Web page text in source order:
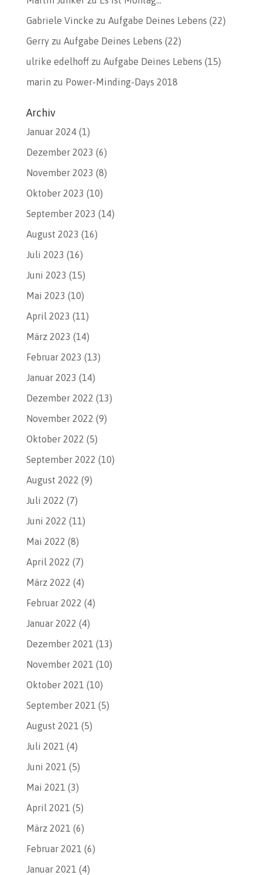
Gabriele Vincke zu Aufgabe Deines Lebens (22)
Gerryzu Aufgabe Deines Lebens (22)
ulrike edelhoffzu Aufgabe Deines Lebens (15)
marin zu Power-Minding-Days 2018
Archiv
Januar 2024(1)
Dezember 2023 (6)
November 2023 (8)
Oktober 2023 (10)
September 2023 (14)
August 2023 (16)
Juli 2023 (16)
Juni 2023 (15)
Mai 2023 (10)
April 2023 (11)
März 2023 (14)
Februar 2023 (13)
Januar 2023 (14)
Dezember 2022 (13)
November 2022 (9)
Oktober 2022 (5)
September 2022 (10)
August 2022 (9)
Juli 2022 (7)
Juni 2022 (11)
Mai 2022 (8)
April 2022 (7)
März 2022 (4)
Februar 2022 (4)
Januar 2022 (4)
Dezember 2021 (13)
November 2021 (10)
Oktober 2021 (10)
September 2021 (5)
August 2021 (5)
Juli 2021 (4)
Juni 2021 (5)
Mai 2021 (3)
April 2021 (5)
März 2021 (6)
Februar 2021 (6)
Januar 2021 (4)